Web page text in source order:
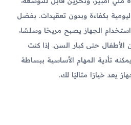
بكفاءة وبدون تعقيدات. بفضل
الجهاز يصبح مريحًا وسلسًا،
حتى كبار السن. إذا كنت
تأدية المهام الأساسية ببساطة
يعد خيارًا مثاليًا لك.